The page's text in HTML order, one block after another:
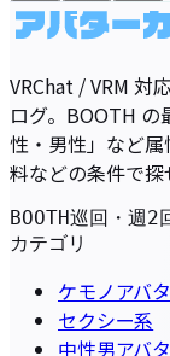
VRChat / VRM 対
ログ。BOOTH の
性・男性」など
料などの条件で探
BOOTH巡回・週2
カテゴリ
ケモノアバ
セクシー系
中性男アバ